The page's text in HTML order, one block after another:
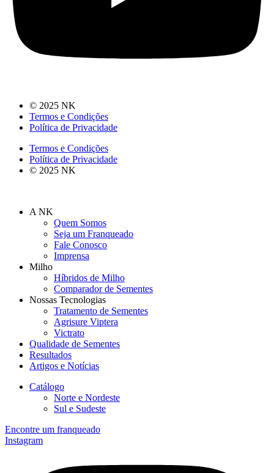
© 2025 NK
Termos e Condições
Política de Privacidade
Termos e Condições
Política de Privacidade
© 2025 NK
A NK
Quem Somos
Seja um Franqueado
Fale Conosco
Imprensa
Milho
Híbridos de Milho
Comparador de Sementes
Nossas Tecnologias
Tratamento de Sementes
Agrisure Viptera
Victrato
Qualidade de Sementes
Resultados
Artigos e Notícias
Catálogo
Norte e Nordeste
Sul e Sudeste
Encontre um franqueado
Instagram